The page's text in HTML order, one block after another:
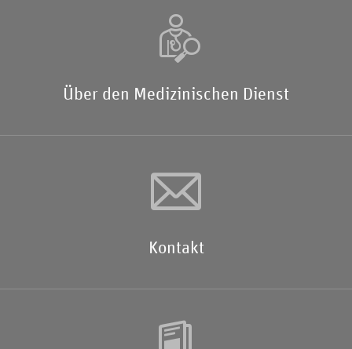
Über den Medizinischen Dienst
Kontakt